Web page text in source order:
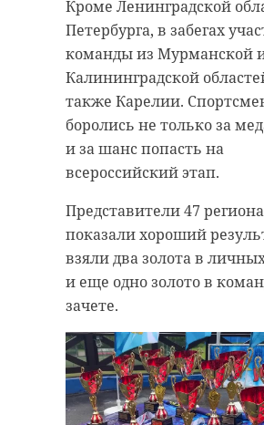
Кроме Ленинградской
Петербурга, в забегах
команды из Мурманской
Калининградской
также Карелии.
боролись не только за
и за шанс попасть на
всероссийский этап.
Представители 47 региона
показали хороший
взяли два золота в
и еще одно золото в
зачете.